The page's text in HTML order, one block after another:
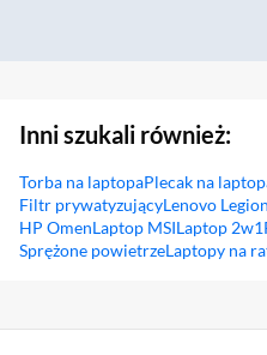
Inni szukali również:
Torba na laptopaPlecak na
Filtr prywatyzującyLenovo Legion
HP OmenLaptop MSILaptop 2w1
Sprężone powietrzeLaptopy na